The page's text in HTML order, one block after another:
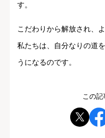
す。
こだわりから解放され、
私たちは、自分なりの道
うになるのです。
この